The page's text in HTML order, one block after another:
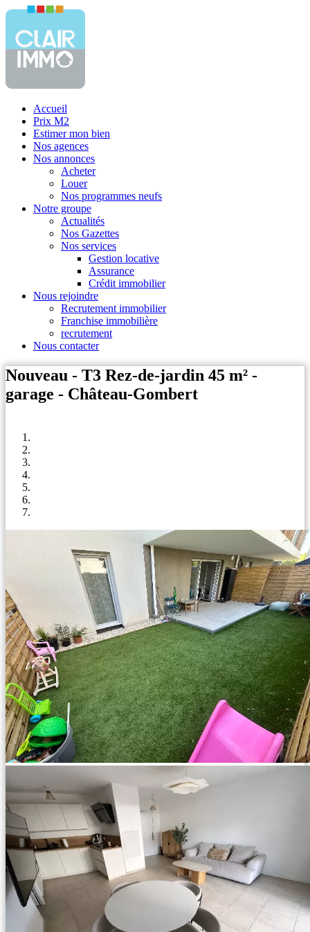
Accueil
Prix M2
Estimer mon bien
Nos agences
Nos annonces
Acheter
Louer
Nos programmes neufs
Notre groupe
Actualités
Nos Gazettes
Nos services
Gestion locative
Assurance
Crédit immobilier
Nous rejoindre
Recrutement immobilier
Franchise immobilière
recrutement
Nous contacter
Nouveau - T3 Rez-de-jardin 45 m² -
garage - Château-Gombert